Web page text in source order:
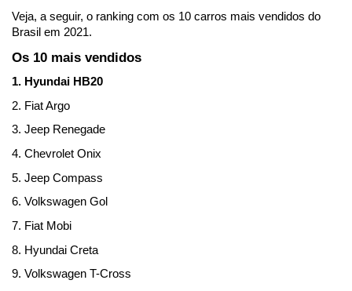
Veja, a seguir, o ranking com os 10 carros mais vendidos do
Brasil em 2021.
Os 10 mais vendidos
1. Hyundai HB20
2. Fiat Argo
3. Jeep Renegade
4. Chevrolet Onix
5. Jeep Compass
6. Volkswagen Gol
7. Fiat Mobi
8. Hyundai Creta
9. Volkswagen T-Cross